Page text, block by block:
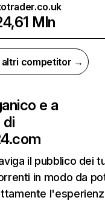
Mln
altri competitor →
e a
di
il pubblico dei
in modo da